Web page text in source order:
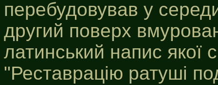
перебудовував у
другий поверх
латинський напис якої
"Реставрацію ратуші